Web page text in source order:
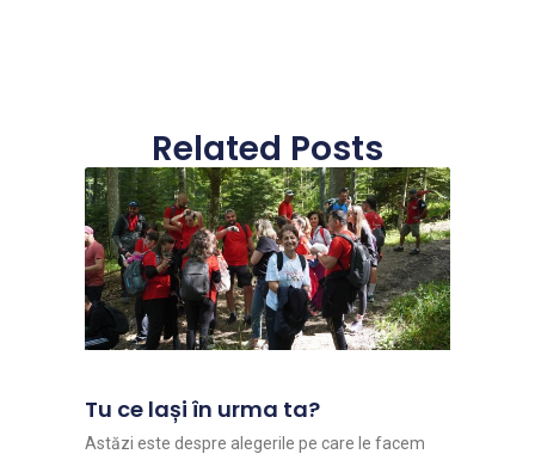
Related Posts
Tu ce lași în urma ta?
Astăzi este despre alegerile pe care le facem